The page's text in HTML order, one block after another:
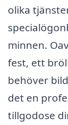
olika
minnen.
fest, ett
behöver
det en
tillgodose